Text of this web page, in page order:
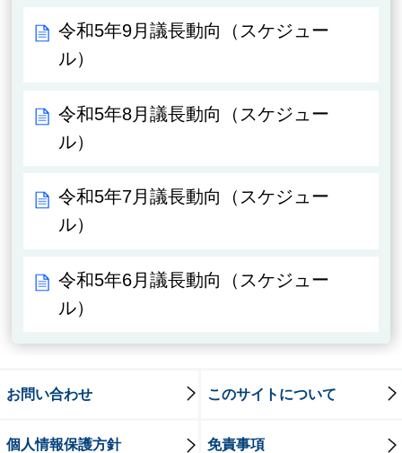
令和5年9月議長動向（スケジュー
ル）
令和5年8月議長動向（スケジュー
ル）
令和5年7月議長動向（スケジュー
ル）
令和5年6月議長動向（スケジュー
ル）
お問い合わせ このサイトについて
個人情報保護方針 免責事項